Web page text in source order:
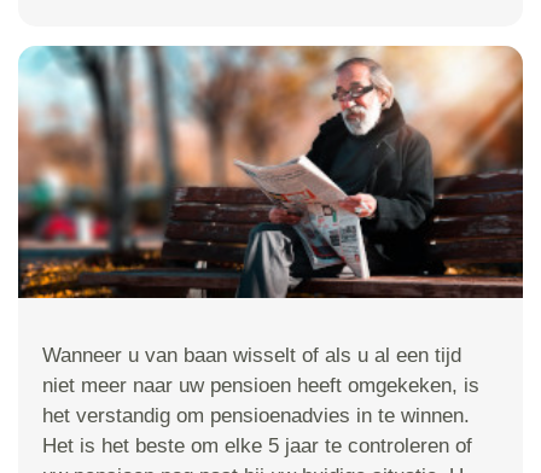
Wanneer u van baan wisselt of als u al een tijd
niet meer naar uw pensioen heeft omgekeken, is
het verstandig om pensioenadvies in te winnen.
Het is het beste om elke 5 jaar te controleren of